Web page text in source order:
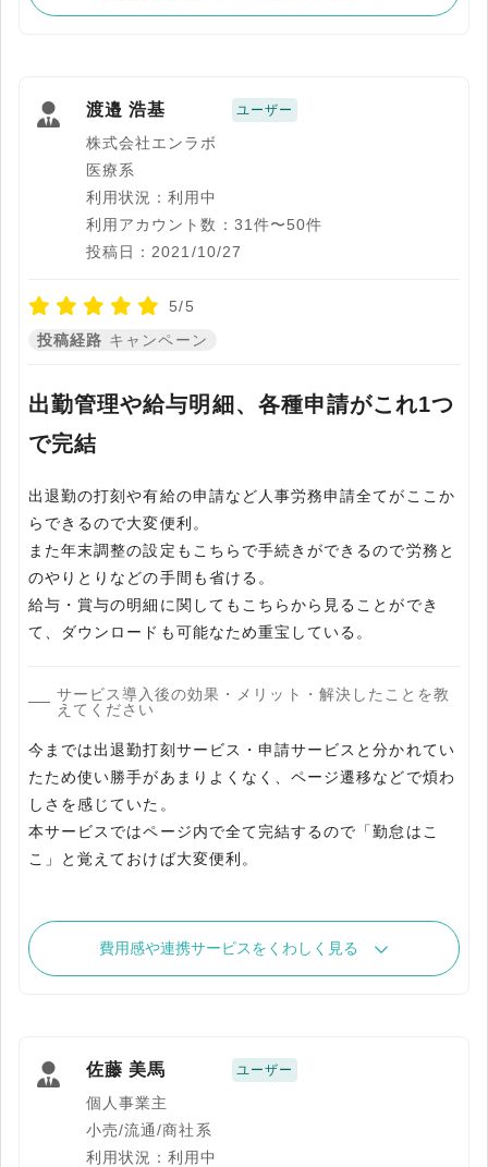
渡邉 浩基 ユーザー
株式会社エンラボ
医療系
利用状況：利用中
利用アカウント数：31件〜50件
投稿日：2021/10/27
5/5
投稿経路 キャンペーン
出勤管理や給与明細、各種申請がこれ1つ
で完結
出退勤の打刻や有給の申請など人事労務申請全てがここか
らできるので大変便利。
また年末調整の設定もこちらで手続きができるので労務と
のやりとりなどの手間も省ける。
給与・賞与の明細に関してもこちらから見ることができ
て、ダウンロードも可能なため重宝している。
サービス導入後の効果・メリット・解決したことを教
えてください
今までは出退勤打刻サービス・申請サービスと分かれてい
たため使い勝手があまりよくなく、ページ遷移などで煩わ
しさを感じていた。
本サービスではページ内で全て完結するので「勤怠はこ
こ」と覚えておけば大変便利。
費用感や連携サービスをくわしく見る
佐藤 美馬 ユーザー
個人事業主
小売/流通/商社系
利用状況：利用中